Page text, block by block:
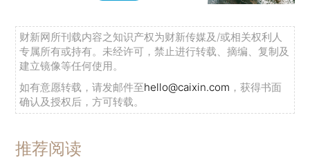
财新网所刊载内容之知识产权为财新传媒及/或相关权利人
专属所有或持有。未经许可，禁止进行转载、摘编、复制及
建立镜像等任何使用。
如有意愿转载，请发邮件至hello@caixin.com ，获得书面
确认及授权后，方可转载。
推荐阅读